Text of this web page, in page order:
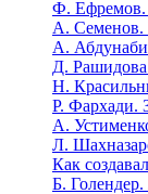
Ф. Ефремов.
А. Семенов.
А.
Д.
Н.
Р. Фархади.
А.
Л.
Как
Б.